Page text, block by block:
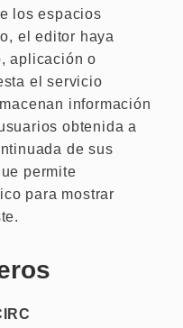
los espacios
el editor haya
aplicación o
el servicio
información
obtenida a
de sus
permite
para mostrar